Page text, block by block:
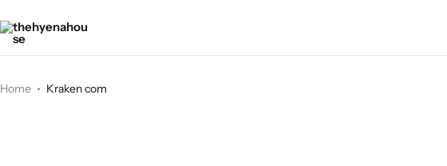
thehyenahouse
Fashion
Home Kraken com